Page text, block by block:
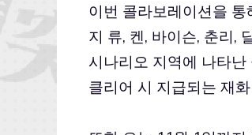
이번 콜라보레이션을 통
지 류, 켄, 바이슨, 춘리,
시나리오 지역에 나타
클리어 시 지급되는 재